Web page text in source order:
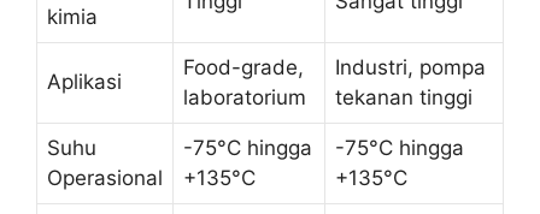
kimia
Aplikasi
Food-grade,
laboratorium
Industri, pompa
tekanan tinggi
Suhu
Operasional
-75°C hingga
+135°C
-75°C hingga
+135°C